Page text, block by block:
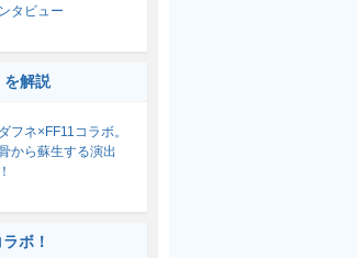
タビュー
を解説
フネ×FF11コラボ。
から蘇生する演出
ボ！